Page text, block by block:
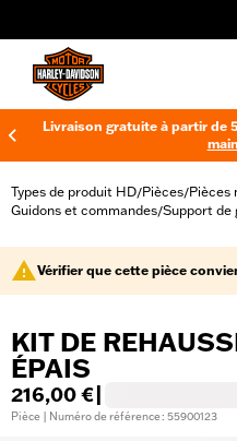
Livraison gratuite à partir de
Types de produit HD/Pièces/Pièces
Guidons et commandes/Support de
Vérifier que cette pièce
KIT DE
ÉPAIS
216,00 €
Pièce | Numéro de référence : 55900123